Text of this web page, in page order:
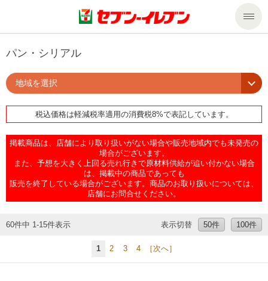
商品のご案内
商品のご案内トップ
今週の新商品
商品カテゴリ一覧
食の安全・安心への取組み
セール・キャンペーン
サービス
nanacoトップ
マルチコピー機でできることトップ
企業情報トップ
ニュースリリース
私たちの取組み
サステナビリティ
サステナビリティトップ
パン・シリアル
地域を選択
税込価格は軽減税率適用の消費税8%で表記しています。
掲載商品は、店舗により取り扱いがない場合や販売地域内でも未発売の
場合がございます。
また、予想を大きく上回る売れ行きで原材料供給が追い付かない場合
は、掲載中の商品であっても
販売を終了している場合がございます。商品のお取り扱いについては、
店舗にお問合せください。
60件中 1-15件表示 表示切替 50件 100件
1 2 3 4 ［次へ］